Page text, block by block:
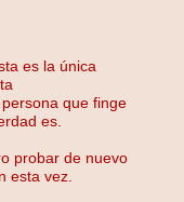
es la única
que finge
es.
probar de nuevo
esta vez.